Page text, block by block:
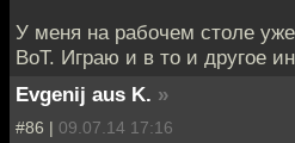
У меня на рабочем столе
ВоТ. Играю и в то и другое
Evgenij aus K. »
#86 | 09.07.14 17:16